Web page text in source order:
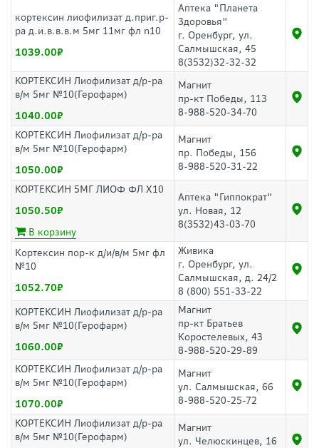
кортексин лиофилизат д.приг.р-
ра д.и.в.в.в.м 5мг 11мг фл n10
1039.00
Аптека "Планета
Здоровья"
г. Оренбург, ул.
Салмышская, 45
8(3532)32-32-32
КОРТЕКСИН Лиофилизат д/р-ра
в/м 5мг №10(Герофарм)
1040.00
Магнит
пр-кт Победы, 113
8-988-520-34-70
КОРТЕКСИН Лиофилизат д/р-ра
в/м 5мг №10(Герофарм)
1050.00
Магнит
пр. Победы, 156
8-988-520-31-22
КОРТЕКСИН 5МГ ЛИОФ ФЛ Х10
1050.50
В корзину
Аптека "Гиппократ"
ул. Новая, 12
8(3532)43-03-70
Кортексин пор-к д/и/в/м 5мг фл
№10
1052.70
Живика
г. Оренбург, ул.
Салмышская, д. 24/2
8 (800) 551-33-22
КОРТЕКСИН Лиофилизат д/р-ра
в/м 5мг №10(Герофарм)
1060.00
Магнит
пр-кт Братьев
Коростелевых, 43
8-988-520-29-89
КОРТЕКСИН Лиофилизат д/р-ра
в/м 5мг №10(Герофарм)
1070.00
Магнит
ул. Салмышская, 66
8-988-520-25-72
КОРТЕКСИН Лиофилизат д/р-ра
в/м 5мг №10(Герофарм)
Магнит
ул. Челюскинцев, 16